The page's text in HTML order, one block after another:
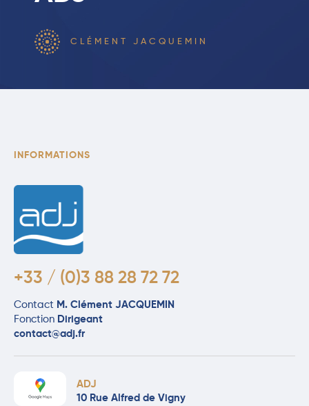
CLÉMENT JACQUEMIN
INFORMATIONS
+33 / (0)3 88 28 72 72
Contact M. Clément JACQUEMIN
Fonction Dirigeant
contact@adj.fr
ADJ
10 Rue Alfred de Vigny